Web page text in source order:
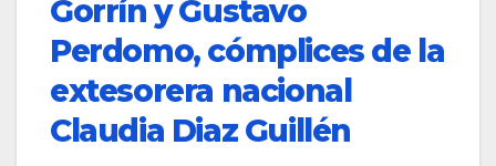
Gorrín y Gustavo
Perdomo, cómplices de la
extesorera nacional
Claudia Diaz Guillén